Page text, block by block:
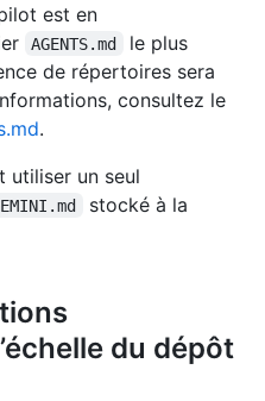
est en
AGENTS.md
le plus
de répertoires sera
consultez le
.
utiliser un seul
stocké à la
du dépôt